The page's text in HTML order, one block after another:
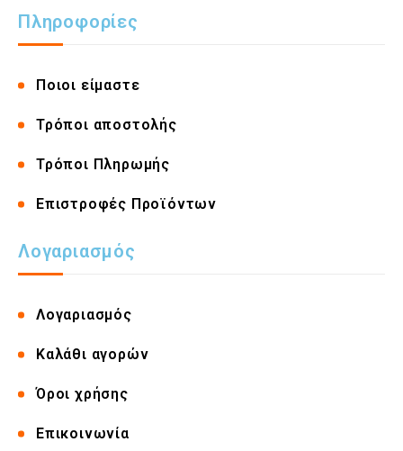
Πληροφορίες
Ποιοι είμαστε
Τρόποι αποστολής
Τρόποι Πληρωμής
Επιστροφές Προϊόντων
Λογαριασμός
Λογαριασμός
Καλάθι αγορών
Όροι χρήσης
Επικοινωνία